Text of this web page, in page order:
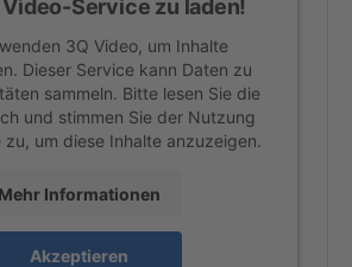
Video-Service zu laden!
3Q Video, um Inhalte
Dieser Service kann Daten zu
sammeln. Bitte lesen Sie die
und stimmen Sie der Nutzung
zu, um diese Inhalte anzuzeigen.
Mehr Informationen
Akzeptieren